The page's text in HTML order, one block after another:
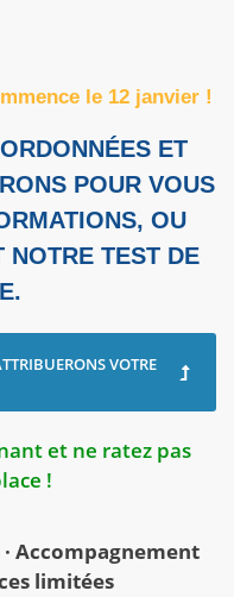
le 12 janvier !
ET
POUR VOUS
OU
NOTRE TEST DE
VOTRE
et ne ratez pas
!
Accompagnement
limitées